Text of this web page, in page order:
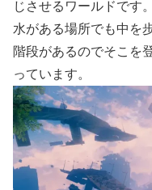
じさせるワールドです。
水がある場所でも中を
階段があるのでそこを
っています。